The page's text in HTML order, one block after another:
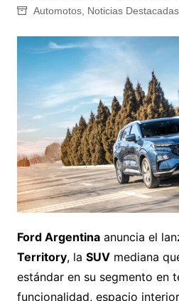
Automotos, Noticias Destacadas
Ford Argentinaanuncia el
Territory, la SUVmediana
estándar en su segmento en
funcionalidad, espacio